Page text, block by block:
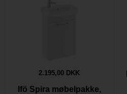
2.195,00 DKK
Ifö Spira møbelpakke,